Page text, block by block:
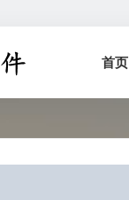
首页